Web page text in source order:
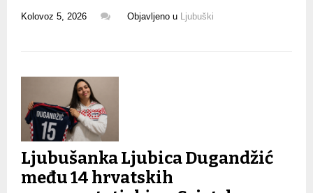
Kolovoz 5, 2026 Objavljeno u Ljubuški
Ljubušanka Ljubica Dugandžić
među 14 hrvatskih